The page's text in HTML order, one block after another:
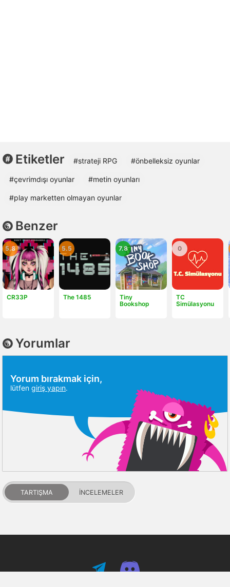
Etiketler #strateji RPG #önbelleksiz oyunlar
#çevrimdışı oyunlar #metin oyunları
#play marketten olmayan oyunlar
Benzer
CR33P
5.8
The 1485
5.5
Tiny
Bookshop
7.8
TC
Simülasyonu
0
Yorumlar
Yorum bırakmak için,
lütfen giriş yapın.
TARTIŞMA İNCELEMELER